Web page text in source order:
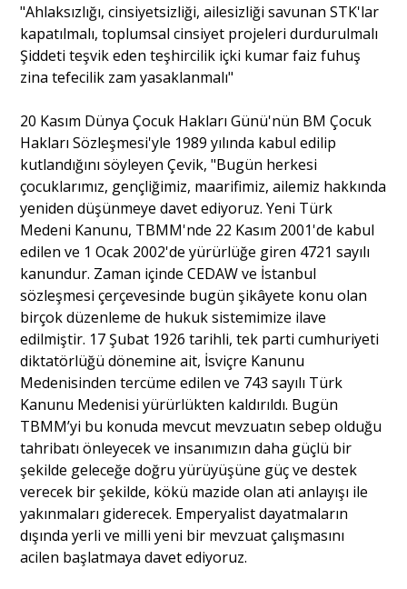
"Ahlaksızlığı, cinsiyetsizliği, ailesizliği savunan STK'lar
kapatılmalı, toplumsal cinsiyet projeleri durdurulmalı
Şiddeti teşvik eden teşhircilik içki kumar faiz fuhuş
zina tefecilik zam yasaklanmalı"
20 Kasım Dünya Çocuk Hakları Günü'nün BM Çocuk
Hakları Sözleşmesi'yle 1989 yılında kabul edilip
kutlandığını söyleyen Çevik, "Bugün herkesi
çocuklarımız, gençliğimiz, maarifimiz, ailemiz hakkında
yeniden düşünmeye davet ediyoruz. Yeni Türk
Medeni Kanunu, TBMM'nde 22 Kasım 2001'de kabul
edilen ve 1 Ocak 2002'de yürürlüğe giren 4721 sayılı
kanundur. Zaman içinde CEDAW ve İstanbul
sözleşmesi çerçevesinde bugün şikâyete konu olan
birçok düzenleme de hukuk sistemimize ilave
edilmiştir. 17 Şubat 1926 tarihli, tek parti cumhuriyeti
diktatörlüğü dönemine ait, İsviçre Kanunu
Medenisinden tercüme edilen ve 743 sayılı Türk
Kanunu Medenisi yürürlükten kaldırıldı. Bugün
TBMM’yi bu konuda mevcut mevzuatın sebep olduğu
tahribatı önleyecek ve insanımızın daha güçlü bir
şekilde geleceğe doğru yürüyüşüne güç ve destek
verecek bir şekilde, kökü mazide olan ati anlayışı ile
yakınmaları giderecek. Emperyalist dayatmaların
dışında yerli ve milli yeni bir mevzuat çalışmasını
acilen başlatmaya davet ediyoruz.